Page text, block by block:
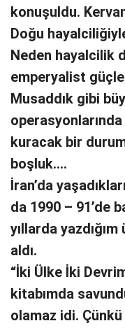
konuşuldu.
Doğu
Neden hayalcilik
emperyalist
Musaddık gibi
kuracak bir
boşluk….
İran’da
da 1990 – 91’de
yıllarda
aldı.
“İki Ülke İki
kitabımda
olamaz idi.